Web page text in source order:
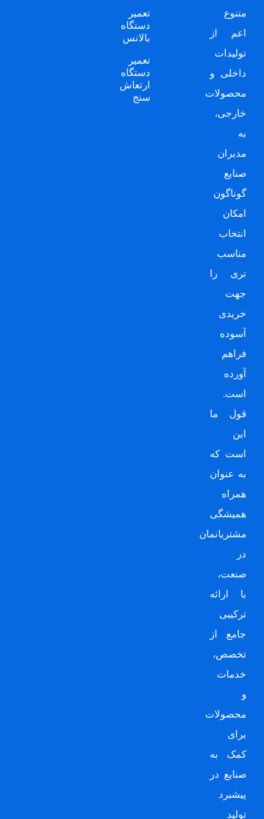
متنوع
اعم از
تولیدات
داخلی و
محصولات
خارجی،
به
مدیران
صنایع
گوناگون
امکان
انتخاب
مناسب
تری را
جهت
خریدی
آسوده
فراهم
آورده
است.
قول ما
این
است که
به عنوان
همراه
همیشگی
مشتریانمان
در
صنعت،
با ارائه
ترکیبی
جامع از
تخصص،
خدمات
و
محصولات
برای
کمک به
صنایع در
پیشبرد
تولید
تعمیر
دستگاه
بالانس
تعمیر
دستگاه
ارتعاش
سنج